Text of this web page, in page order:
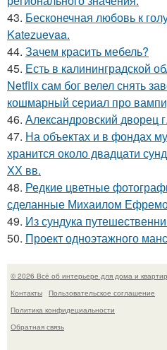
43. Бесконечная любовь к
Katezuevaa.
44. Зачем красить мебель?
45. Есть в калининградской
Netflix сам бог велел снять
кошмарный сериал про
46. Александровский дворец
47. На объектах и в фондах
хранится около двадцати
ХХ вв.
48. Редкие цветные
сделанные Михаилом
49. Из сундука
50. Проект одноэтажного
© 2026 Всё об интерьере для дома и
Контакты
Пользовательское соглашение
Политика конфидециальности
Обратная связь